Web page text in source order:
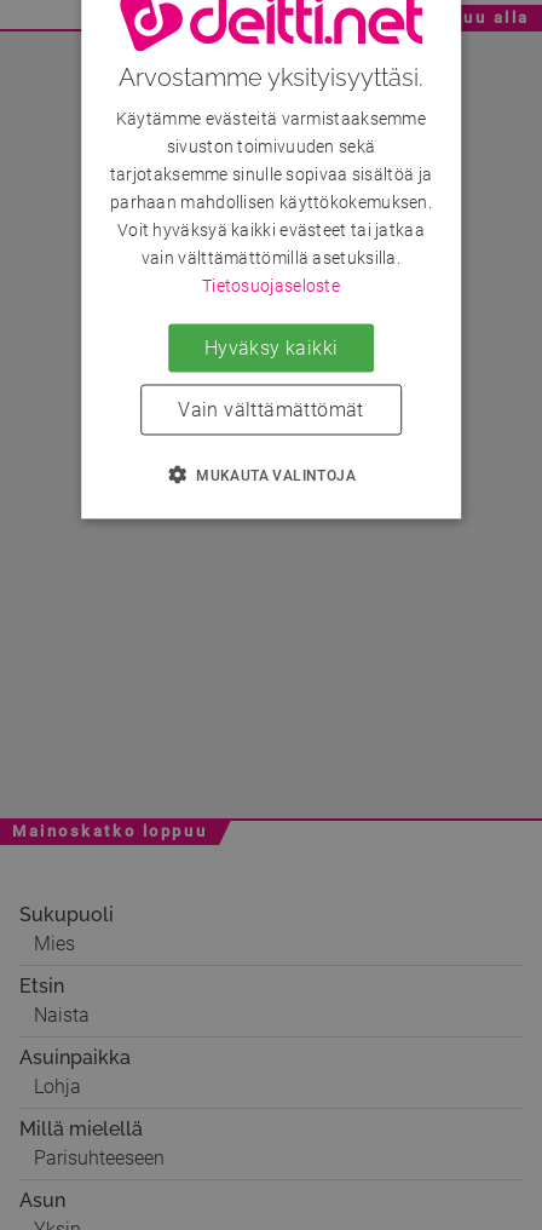
Mainoskatko - Sisältö jatkuu alla
Mainoskatko loppuu
Sukupuoli
Mies
Etsin
Naista
Asuinpaikka
Lohja
Millä mielellä
Parisuhteeseen
Asun
Arvostamme yksityisyyttäsi.
Käytämme evästeitä varmistaaksemme
sivuston toimivuuden sekä
tarjotaksemme sinulle sopivaa sisältöä ja
parhaan mahdollisen käyttökokemuksen.
Voit hyväksyä kaikki evästeet tai jatkaa
vain välttämättömillä asetuksilla.
Tietosuojaseloste
Hyväksy kaikki
Vain välttämättömät
MUKAUTA VALINTOJA